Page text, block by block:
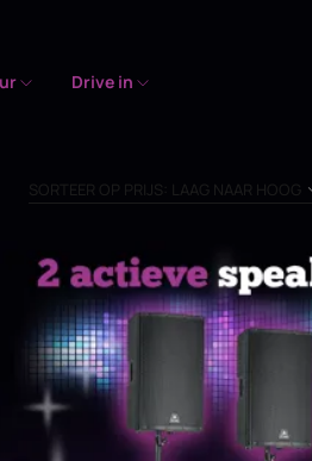
Drive in